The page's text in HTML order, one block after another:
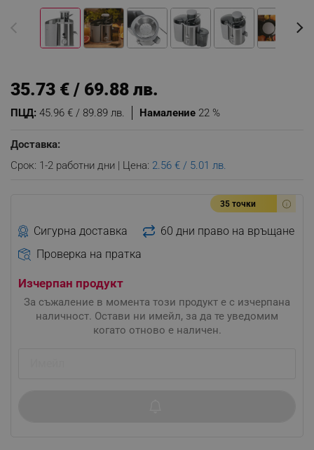
Намаление 22 %
ПЦД: 45.96 € / 89.89 лв.
35.73 € / 69.88 лв.
Доставка:
Срок: 1-2 работни дни | Цена: 2.56 € / 5.01 лв.
35 точки
Сигурна доставка
60 дни право на връщане
Проверка на пратка
Изчерпан продукт
За съжаление в момента този продукт е с изчерпана
наличност. Остави ни имейл, за да те уведомим
когато отново е наличен.